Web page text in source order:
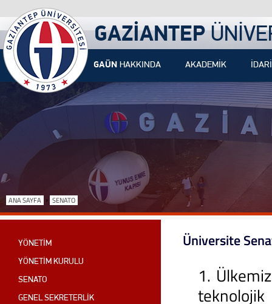
GAZİANTEP
GAÜN HAKKINDA AKADEMİK İDARİ
ANA SAYFA › SENATO
YÖNETİM
YÖNETİM KURULU
SENATO
GENEL SEKRETERLİK
Üniversite
1.